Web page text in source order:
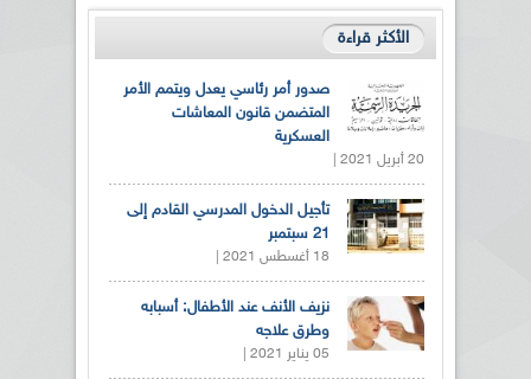
الأكثر قراءة
صدور أمر رئاسي يعدل ويتمم الأمر
المتضمن قانون المعاشات
العسكرية
20 أبريل 2021 |
تأجيل الدخول المدرسي القادم إلى
21 سبتمبر
18 أغسطس 2021 |
نزيف الأنف عند الأطفال: أسبابه
وطرق علاجه
05 يناير 2021 |